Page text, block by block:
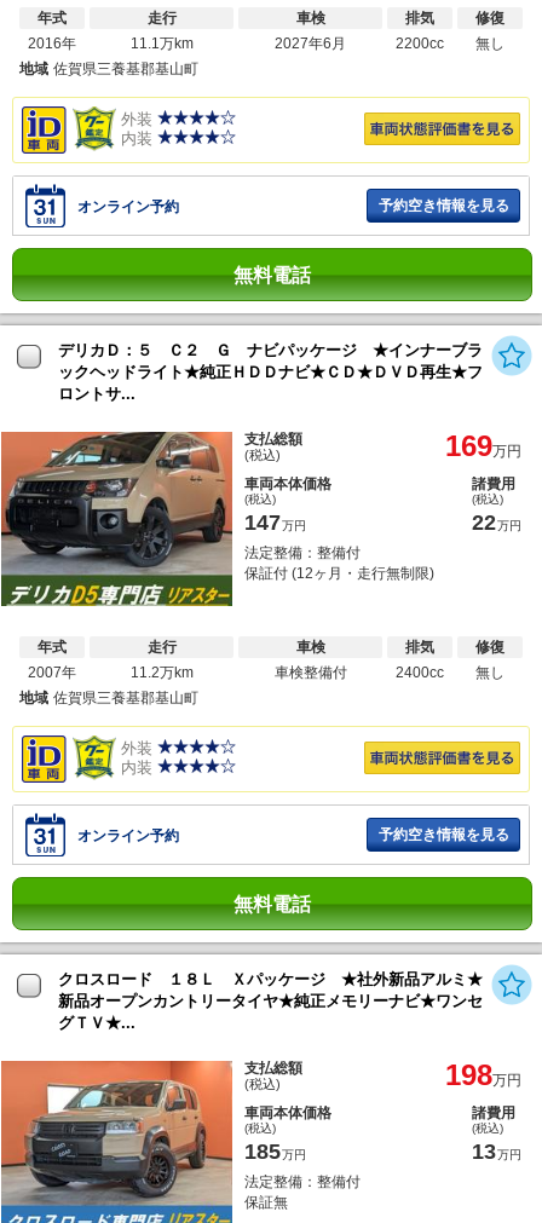
年式
2016年
走行
11.1万km
車検
2027年6月
排気
2200cc
修復
無し
地域 佐賀県三養基郡基山町
外装
内装
オンライン予約 予約空き情報を見る
無料電話
デリカＤ：５ Ｃ２ Ｇ ナビパッケージ ★インナーブラ
ックヘッドライト★純正ＨＤＤナビ★ＣＤ★ＤＶＤ再生★フ
ロントサ...
支払総額
(税込) 169万円
車両本体価格
(税込)
147万円
諸費用
(税込)
22万円
法定整備：整備付
保証付 (12ヶ月・走行無制限)
年式
2007年
走行
11.2万km
車検
車検整備付
排気
2400cc
修復
無し
地域 佐賀県三養基郡基山町
外装
内装
オンライン予約 予約空き情報を見る
無料電話
クロスロード １８Ｌ Ｘパッケージ ★社外新品アルミ★
新品オープンカントリータイヤ★純正メモリーナビ★ワンセ
グＴＶ★...
支払総額
(税込) 198万円
車両本体価格
(税込)
185万円
諸費用
(税込)
13万円
法定整備：整備付
保証無